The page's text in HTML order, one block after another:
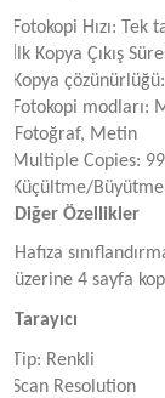
Fotokopi Hızı:
İlk Kopya Çıkış
Kopya
Fotokopi modları:
Fotoğraf, Metin
Multiple Copies:
Küçültme/
Diğer Özellikler
Hafıza
üzerine 4 sayfa
Tarayıcı
Tip: Renkli
Scan Resolution